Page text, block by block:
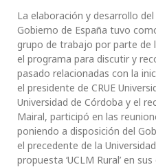
La elaboración y desarrollo del
Gobierno de España tuvo
grupo de trabajo por parte de
el programa para discutir y
pasado relacionadas con la
el presidente de CRUE
Universidad de Córdoba y el
Mairal, participó en las
poniendo a disposición del
el precedente de la
propuesta ‘UCLM Rural’ en